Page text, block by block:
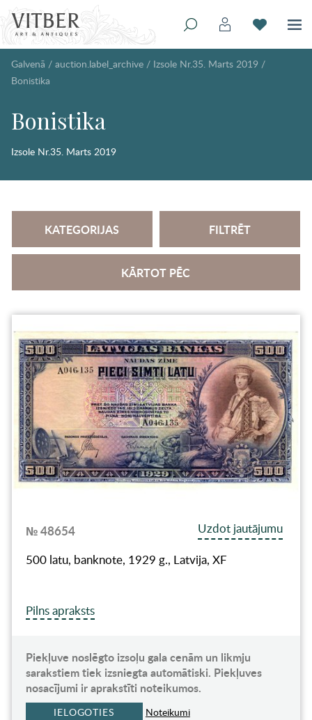
Galvenā / auction.label_archive / Izsole Nr.35. Marts 2019 /
Bonistika
Bonistika
Izsole Nr.35. Marts 2019
KATEGORIJAS FILTRĒT
KĀRTOT PĒC
№ 48654
Uzdot jautājumu
500 latu, banknote, 1929 g., Latvija, XF
Pilns apraksts
Piekļuve noslēgto izsoļu gala cenām un likmju
sarakstiem tiek izsniegta automātiski. Piekļuves
nosacījumi ir aprakstīti noteikumos.
IELOGOTIES Noteikumi